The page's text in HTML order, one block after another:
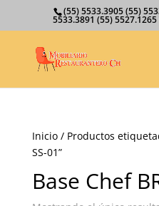
(55) 5533.3905 (55)
5533.3891 (55)
Inicio/ Productos
SS-01”
Base Chef